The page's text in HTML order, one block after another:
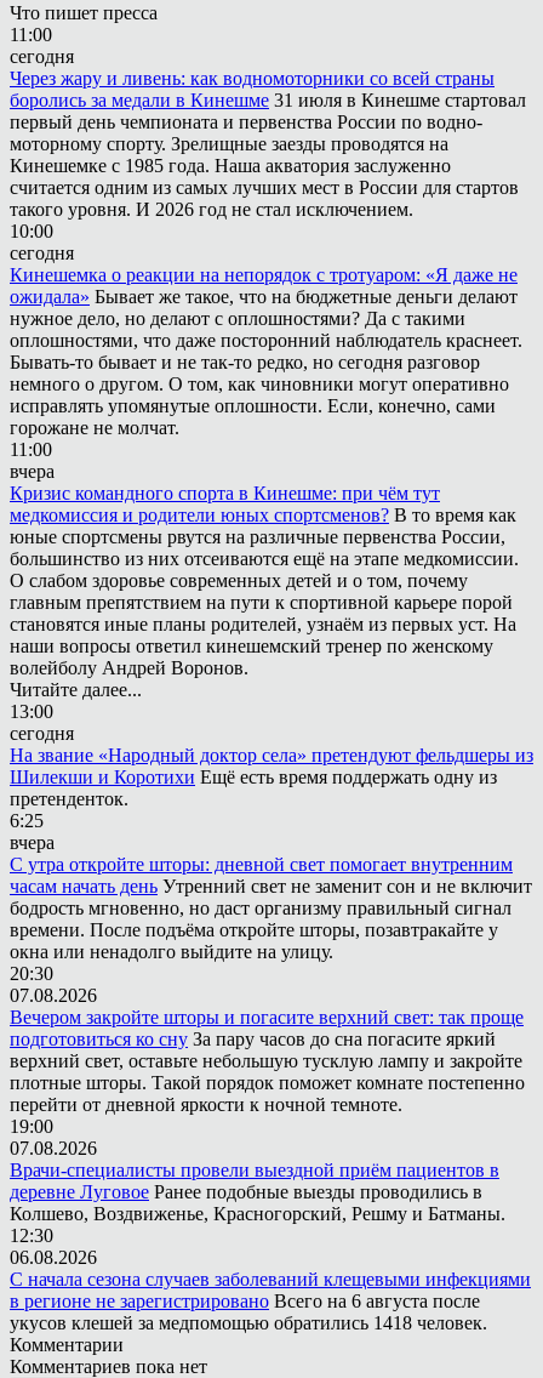
Что пишет пресса
11:00
сегодня
Через жару и ливень: как водномоторники со всей страны
боролись за медали в Кинешме 31 июля в Кинешме стартовал
первый день чемпионата и первенства России по водно-
моторному спорту. Зрелищные заезды проводятся на
Кинешемке с 1985 года. Наша акватория заслуженно
считается одним из самых лучших мест в России для стартов
такого уровня. И 2026 год не стал исключением.
10:00
сегодня
Кинешемка о реакции на непорядок с тротуаром: «Я даже не
ожидала» Бывает же такое, что на бюджетные деньги делают
нужное дело, но делают с оплошностями? Да с такими
оплошностями, что даже посторонний наблюдатель краснеет.
Бывать-то бывает и не так-то редко, но сегодня разговор
немного о другом. О том, как чиновники могут оперативно
исправлять упомянутые оплошности. Если, конечно, сами
горожане не молчат.
11:00
вчера
Кризис командного спорта в Кинешме: при чём тут
медкомиссия и родители юных спортсменов? В то время как
юные спортсмены рвутся на различные первенства России,
большинство из них отсеиваются ещё на этапе медкомиссии.
О слабом здоровье современных детей и о том, почему
главным препятствием на пути к спортивной карьере порой
становятся иные планы родителей, узнаём из первых уст. На
наши вопросы ответил кинешемский тренер по женскому
волейболу Андрей Воронов.
Читайте далее...
13:00
сегодня
На звание «Народный доктор села» претендуют фельдшеры из
Шилекши и Коротихи Ещё есть время поддержать одну из
претенденток.
6:25
вчера
С утра откройте шторы: дневной свет помогает внутренним
часам начать день Утренний свет не заменит сон и не включит
бодрость мгновенно, но даст организму правильный сигнал
времени. После подъёма откройте шторы, позавтракайте у
окна или ненадолго выйдите на улицу.
20:30
07.08.2026
Вечером закройте шторы и погасите верхний свет: так проще
подготовиться ко сну За пару часов до сна погасите яркий
верхний свет, оставьте небольшую тусклую лампу и закройте
плотные шторы. Такой порядок поможет комнате постепенно
перейти от дневной яркости к ночной темноте.
19:00
07.08.2026
Врачи-специалисты провели выездной приём пациентов в
деревне Луговое Ранее подобные выезды проводились в
Колшево, Воздвиженье, Красногорский, Решму и Батманы.
12:30
06.08.2026
С начала сезона случаев заболеваний клещевыми инфекциями
в регионе не зарегистрировано Всего на 6 августа после
укусов клешей за медпомощью обратились 1418 человек.
Комментарии
Комментариев пока нет